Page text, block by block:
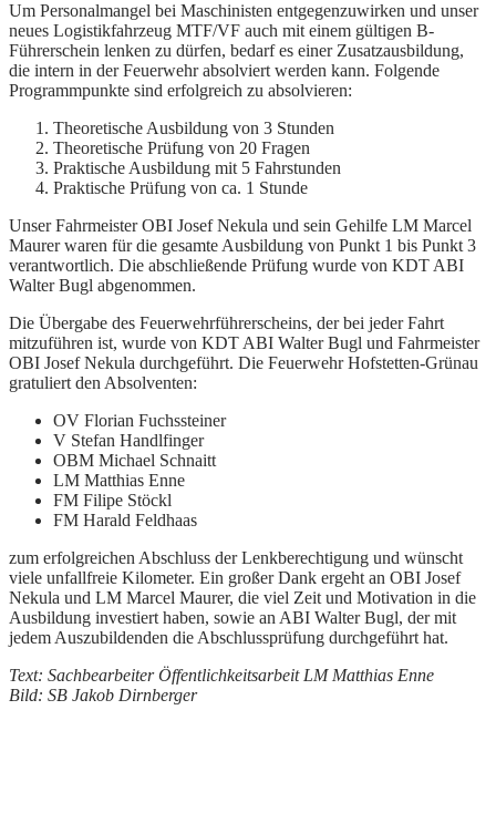
Um Personalmangel bei Maschinisten entgegenzuwirken und unser
neues Logistikfahrzeug MTF/VF auch mit einem gültigen B-
Führerschein lenken zu dürfen, bedarf es einer Zusatzausbildung,
die intern in der Feuerwehr absolviert werden kann. Folgende
Programmpunkte sind erfolgreich zu absolvieren:
Theoretische Ausbildung von 3 Stunden
Theoretische Prüfung von 20 Fragen
Praktische Ausbildung mit 5 Fahrstunden
Praktische Prüfung von ca. 1 Stunde
Unser Fahrmeister OBI Josef Nekula und sein Gehilfe LM Marcel
Maurer waren für die gesamte Ausbildung von Punkt 1 bis Punkt 3
verantwortlich. Die abschließende Prüfung wurde von KDT ABI
Walter Bugl abgenommen.
Die Übergabe des Feuerwehrführerscheins, der bei jeder Fahrt
mitzuführen ist, wurde von KDT ABI Walter Bugl und Fahrmeister
OBI Josef Nekula durchgeführt. Die Feuerwehr Hofstetten-Grünau
gratuliert den Absolventen:
OV Florian Fuchssteiner
V Stefan Handlfinger
OBM Michael Schnaitt
LM Matthias Enne
FM Filipe Stöckl
FM Harald Feldhaas
zum erfolgreichen Abschluss der Lenkberechtigung und wünscht
viele unfallfreie Kilometer. Ein großer Dank ergeht an OBI Josef
Nekula und LM Marcel Maurer, die viel Zeit und Motivation in die
Ausbildung investiert haben, sowie an ABI Walter Bugl, der mit
jedem Auszubildenden die Abschlussprüfung durchgeführt hat.
Text: Sachbearbeiter Öffentlichkeitsarbeit LM Matthias Enne
Bild: SB Jakob Dirnberger